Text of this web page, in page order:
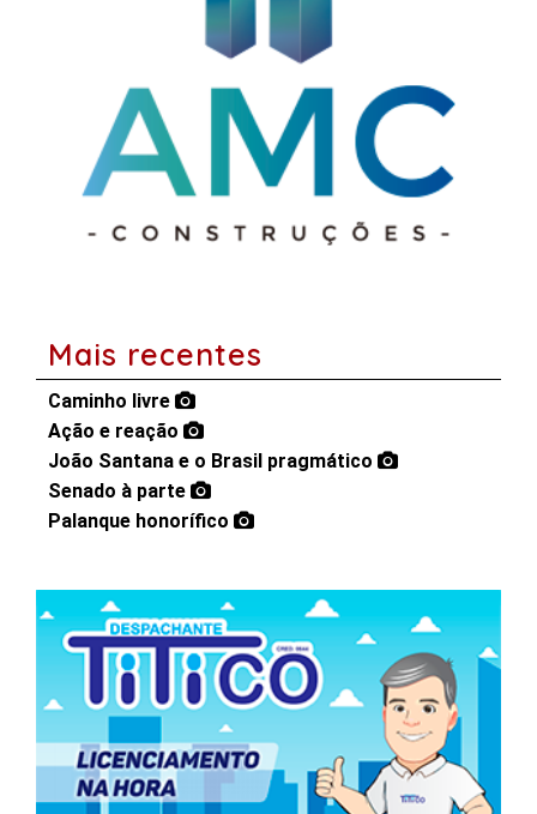
Mais recentes
Caminho livre
Ação e reação
João Santana e o Brasil pragmático
Senado à parte
Palanque honorífico